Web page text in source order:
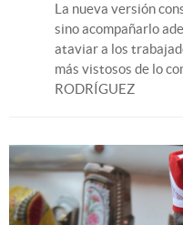
La nueva versión
sino acompañarlo
ataviar a los
más vistosos de lo
RODRÍGUEZ